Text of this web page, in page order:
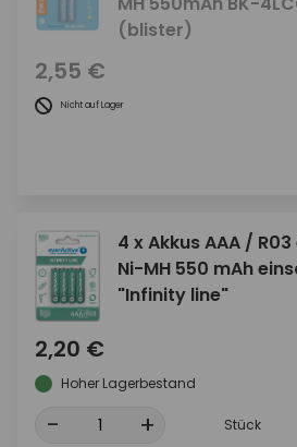
(blister)
2,55 €
Nicht auf Lager
4 x Akkus AAA /
Ni-MH 550 mAh
"Infinity line"
2,20 €
Hoher Lagerbestand
- + Stück